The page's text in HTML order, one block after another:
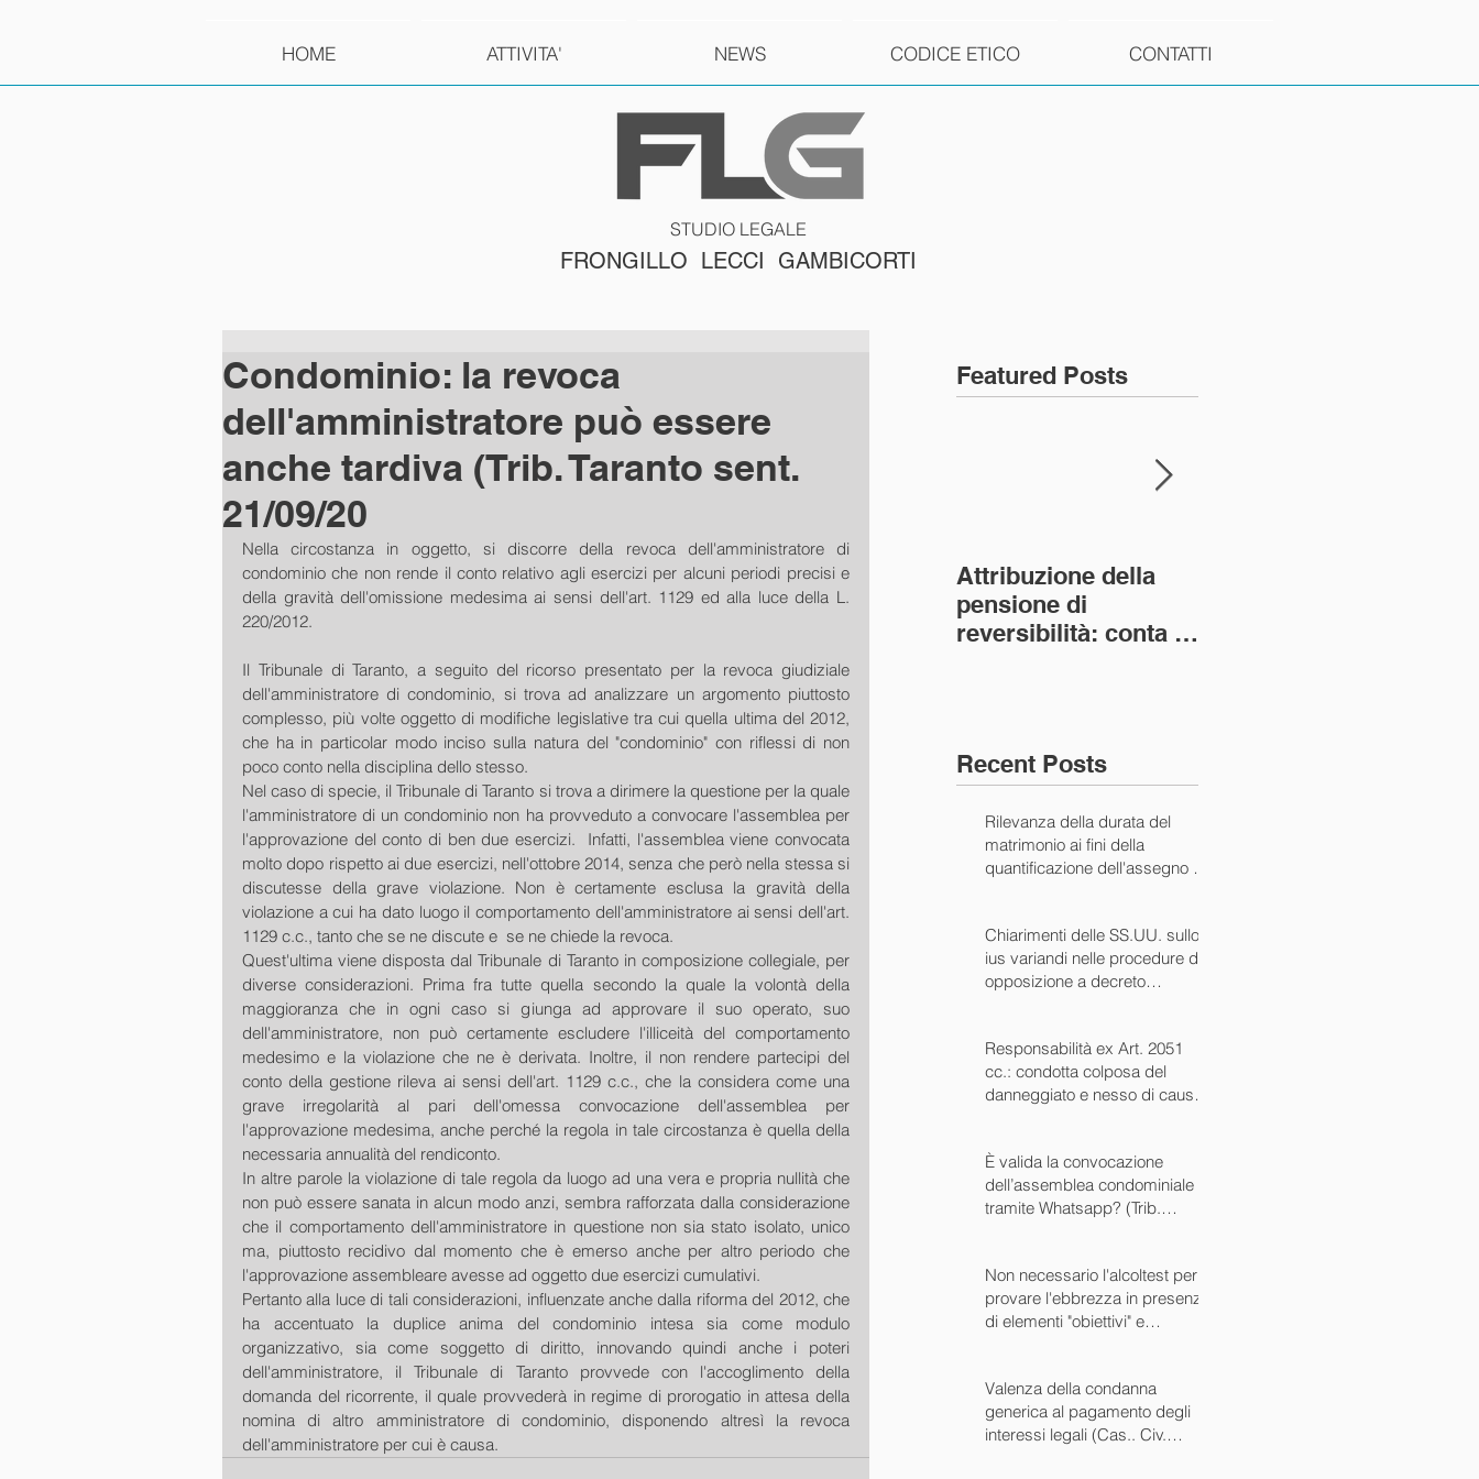
HOME ATTIVITA' NEWS CODICE ETICO CONTATTI
STUDIO LEGALE
FRONGILLO LECCI GAMBICORTI
Condominio: la revoca
dell'amministratore può essere
anche tardiva (Trib. Taranto sent.
21/09/20
Nella circostanza in oggetto, si discorre della revoca dell'amministratore di
condominio che non rende il conto relativo agli esercizi per alcuni periodi precisi e
della gravità dell'omissione medesima ai sensi dell'art. 1129 ed alla luce della L.
220/2012.
Il Tribunale di Taranto, a seguito del ricorso presentato per la revoca giudiziale
dell'amministratore di condominio, si trova ad analizzare un argomento piuttosto
complesso, più volte oggetto di modifiche legislative tra cui quella ultima del 2012,
che ha in particolar modo inciso sulla natura del "condominio" con riflessi di non
poco conto nella disciplina dello stesso.
Nel caso di specie, il Tribunale di Taranto si trova a dirimere la questione per la quale
l'amministratore di un condominio non ha provveduto a convocare l'assemblea per
l'approvazione del conto di ben due esercizi.  Infatti, l'assemblea viene convocata
molto dopo rispetto ai due esercizi, nell'ottobre 2014, senza che però nella stessa si
discutesse della grave violazione. Non è certamente esclusa la gravità della
violazione a cui ha dato luogo il comportamento dell'amministratore ai sensi dell'art.
1129 c.c., tanto che se ne discute e  se ne chiede la revoca.
Quest'ultima viene disposta dal Tribunale di Taranto in composizione collegiale, per
diverse considerazioni. Prima fra tutte quella secondo la quale la volontà della
maggioranza che in ogni caso si giunga ad approvare il suo operato, suo
dell'amministratore, non può certamente escludere l'illiceità del comportamento
medesimo e la violazione che ne è derivata. Inoltre, il non rendere partecipi del
conto della gestione rileva ai sensi dell'art. 1129 c.c., che la considera come una
grave irregolarità al pari dell'omessa convocazione dell'assemblea per
l'approvazione medesima, anche perché la regola in tale circostanza è quella della
necessaria annualità del rendiconto.
In altre parole la violazione di tale regola da luogo ad una vera e propria nullità che
non può essere sanata in alcun modo anzi, sembra rafforzata dalla considerazione
che il comportamento dell'amministratore in questione non sia stato isolato, unico
ma, piuttosto recidivo dal momento che è emerso anche per altro periodo che
l'approvazione assembleare avesse ad oggetto due esercizi cumulativi.
Pertanto alla luce di tali considerazioni, influenzate anche dalla riforma del 2012, che
ha accentuato la duplice anima del condominio intesa sia come modulo
organizzativo, sia come soggetto di diritto, innovando quindi anche i poteri
dell'amministratore, il Tribunale di Taranto provvede con l'accoglimento della
domanda del ricorrente, il quale provvederà in regime di prorogatio in attesa della
nomina di altro amministratore di condominio, disponendo altresì la revoca
dell'amministratore per cui è causa.
Featured Posts
Attribuzione della
pensione di
reversibilità: conta la
Recent Posts
Rilevanza della durata del
matrimonio ai fini della
quantificazione dell'assegno di
Chiarimenti delle SS.UU. sullo
ius variandi nelle procedure di
opposizione a decreto
Responsabilità ex Art. 2051
cc.: condotta colposa del
danneggiato e nesso di causa
È valida la convocazione
dell’assemblea condominiale
tramite Whatsapp? (Trib.
Non necessario l'alcoltest per
provare l'ebbrezza in presenza
di elementi "obiettivi" e
Valenza della condanna
generica al pagamento degli
interessi legali (Cas.. Civ.